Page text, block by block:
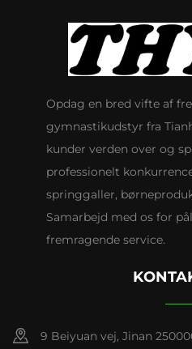
Opdag en bred vifte af
gymnastikudstyr fra
kunder verden over og
professionelt
springgaller,
Samarbejd med os for
fremragende service.
9 Beiyuan vej, Jinan